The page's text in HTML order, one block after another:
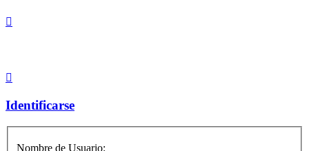
Identificarse
Nombre de Usuario: